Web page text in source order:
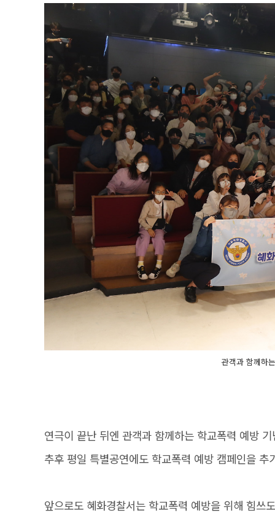
관객과 함께하
연극이 끝난 뒤엔 관객과 함께하는 학교폭력 예방
추후 평일 특별공연에도 학교폭력 예방 캠페인을
앞으로도 혜화경찰서는 학교폭력 예방을 위해 힘쓰